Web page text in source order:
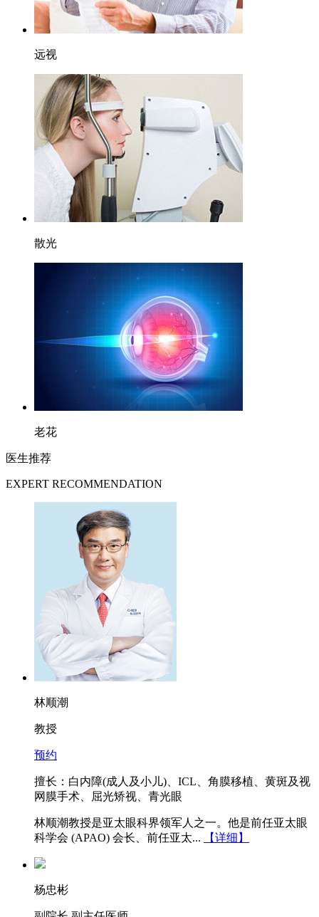
远视
散光
老花
医生推荐
EXPERT RECOMMENDATION
林顺潮
教授
预约
擅长：白内障(成人及小儿)、ICL、角膜移植、黄斑及视
网膜手术、屈光矫视、青光眼
林顺潮教授是亚太眼科界领军人之一。他是前任亚太眼
科学会 (APAO) 会长、前任亚太...
【详细】
杨忠彬